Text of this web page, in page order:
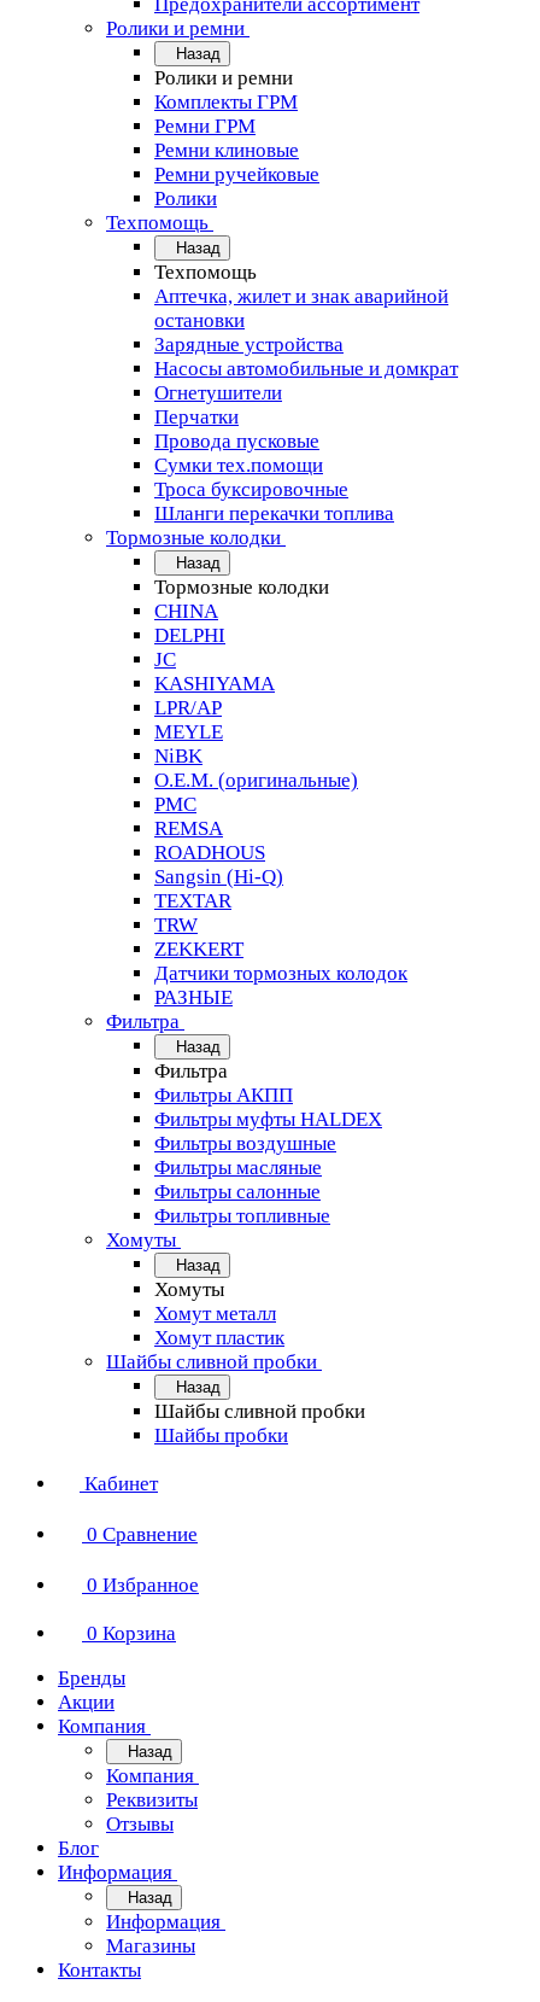
Ролики и ремни
Назад
Ролики и ремни
Комплекты ГРМ
Ремни ГРМ
Ремни клиновые
Ремни ручейковые
Ролики
Техпомощь
Назад
Техпомощь
Аптечка, жилет и знак аварийной
остановки
Зарядные устройства
Насосы автомобильные и домкрат
Огнетушители
Перчатки
Провода пусковые
Сумки тех.помощи
Троса буксировочные
Шланги перекачки топлива
Тормозные колодки
Назад
Тормозные колодки
CHINA
DELPHI
JC
KASHIYAMA
LPR/AP
MEYLE
NiBK
O.E.M. (оригинальные)
PMC
REMSA
ROADHOUS
Sangsin (Hi-Q)
TEXTAR
TRW
ZEKKERT
Датчики тормозных колодок
РАЗНЫЕ
Фильтра
Назад
Фильтра
Фильтры АКПП
Фильтры муфты HALDEX
Фильтры воздушные
Фильтры масляные
Фильтры салонные
Фильтры топливные
Хомуты
Назад
Хомуты
Хомут металл
Хомут пластик
Шайбы сливной пробки
Назад
Шайбы сливной пробки
Шайбы пробки
Кабинет
0 Сравнение
0 Избранное
0 Корзина
Бренды
Акции
Компания
Назад
Компания
Реквизиты
Отзывы
Блог
Информация
Назад
Информация
Магазины
Контакты